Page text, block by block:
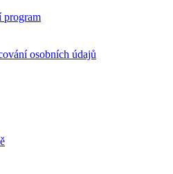
program
osobních údajů